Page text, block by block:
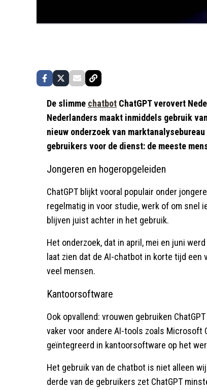
De slimme chatbot ChatGPT verovert
Nederlanders maakt inmiddels gebruik
nieuw onderzoek van
gebruikers voor de dienst: de meeste
Jongeren en hogeropgeleiden
ChatGPT blijkt vooral populair onder
regelmatig in voor studie, werk of om snel
blijven juist achter in het gebruik.
Het onderzoek, dat in april, mei en juni
laat zien dat de AI-chatbot in korte tijd
veel mensen.
Kantoorsoftware
Ook opvallend: vrouwen gebruiken
vaker voor andere AI-tools zoals Microsoft
geïntegreerd in kantoorsoftware op het
Het gebruik van de chatbot is niet alleen
derde van de gebruikers zet ChatGPT